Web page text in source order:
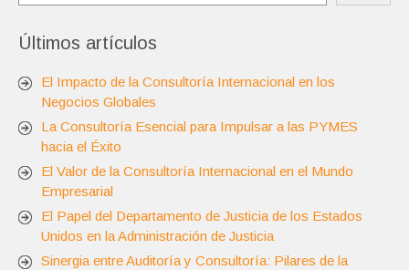
Últimos artículos
El Impacto de la Consultoría Internacional en los
Negocios Globales
La Consultoría Esencial para Impulsar a las PYMES
hacia el Éxito
El Valor de la Consultoría Internacional en el Mundo
Empresarial
El Papel del Departamento de Justicia de los Estados
Unidos en la Administración de Justicia
Sinergia entre Auditoría y Consultoría: Pilares de la